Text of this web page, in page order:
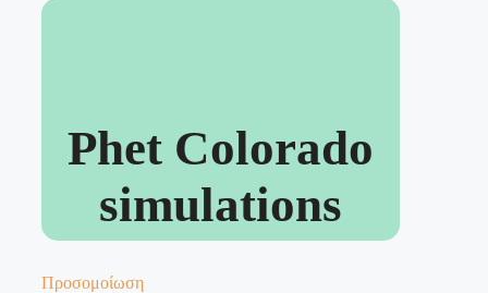
Phet Colorado
simulations
Προσομοίωση